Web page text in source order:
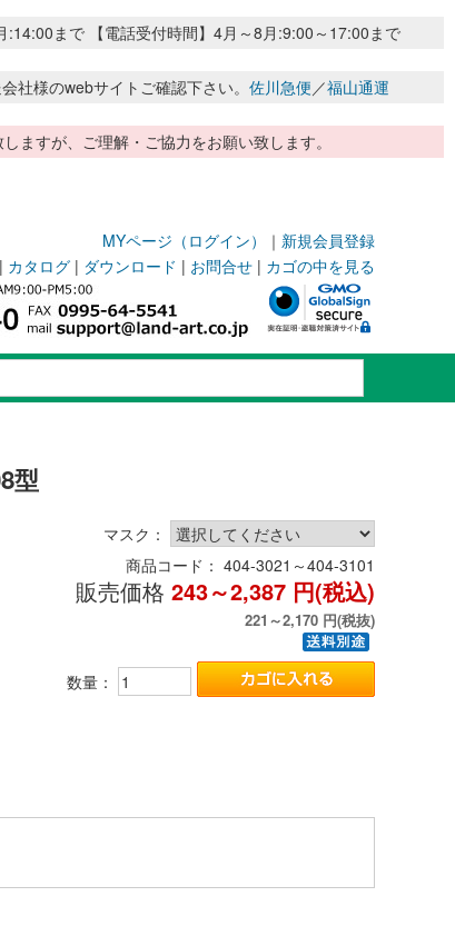
まで 【電話受付時間】4月～8月:9:00～17:00まで
社様のwebサイトご確認下さい。 佐川急便／福山通運
ますが、ご理解・ご協力をお願い致します。
MYページ（ログイン） ｜ 新規会員登録
| カタログ | ダウンロード | お問合せ | カゴの中を見る
型
マスク：
商品コード： 404-3021～404-3101
販売価格 243～2,387 円(税込)
221～2,170 円(税抜)
数量：